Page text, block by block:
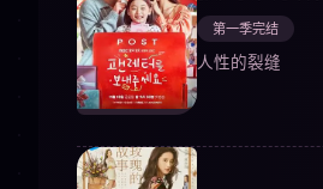
第一季完结
人性的裂缝